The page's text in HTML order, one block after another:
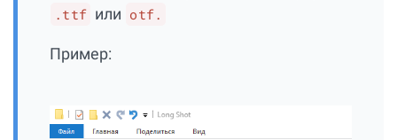
.ttf или otf.
Пример: